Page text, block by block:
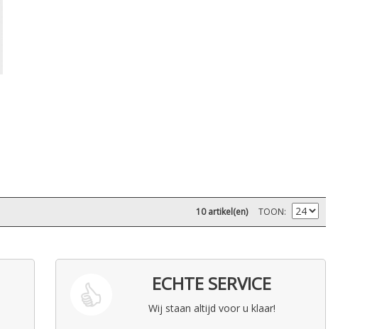
10 artikel(en) TOON
ECHTE SERVICE
Wij staan altijd voor u klaar!